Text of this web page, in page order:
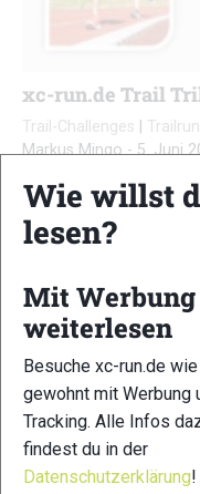
xc-run.de Trail
Trail-Challenges
Markus Mingo-5. Juni
Die virtuelle Challenge
Gewinnmöglichkeiten…
xc-run.de ist DAS
Trailrunning-
deine
ObTrailrunning -
immer ein offenes Ohr
Wie willst
lesen?
Mit Werbung
weiterlesen
Besuche xc-run.de wie
gewohnt mit Werbung
Tracking. Alle Infos
findest du in der
Datenschutzerklärung!